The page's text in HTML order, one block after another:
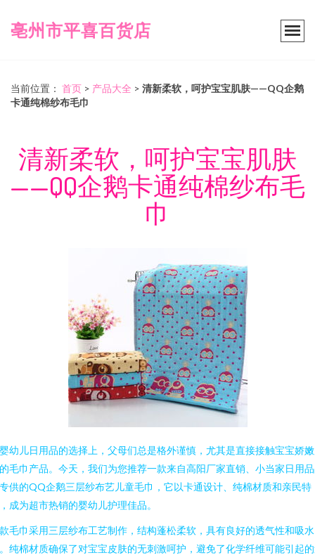
亳州市平喜百货店
当前位置： 首页 > 产品大全 > 清新柔软，呵护宝宝肌肤——QQ企鹅
卡通纯棉纱布毛巾
清新柔软，呵护宝宝肌肤
——QQ企鹅卡通纯棉纱布毛
巾
幼儿日用品的选择上，父母们总是格外谨慎，尤其是直接接触宝宝娇
毛巾产品。今天，我们为您推荐一款来自高阳厂家直销、小当家日用
供的QQ企鹅三层纱布艺儿童毛巾，它以卡通设计、纯棉材质和亲民特
成为超市热销的婴幼儿护理佳品。
毛巾采用三层纱布工艺制作，结构蓬松柔软，具有良好的透气性和吸水
纯棉材质确保了对宝宝皮肤的无刺激呵护，避免了化学纤维可能引起